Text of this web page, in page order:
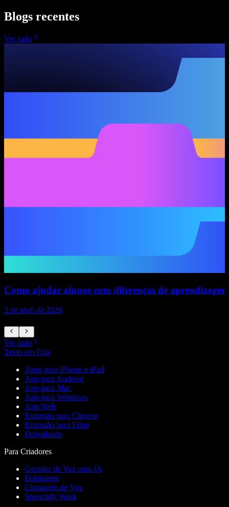
Blogs recentes
Ver tudo
Como ajudar alunos com diferenças de aprendizagem
2 de abril de 2026
Ver tudo
Texto em Fala
Apps para iPhone e iPad
App para Android
App para Mac
App para Windows
App Web
Extensão para Chrome
Extensão para Edge
Downloads
Para Criadores
Gerador de Voz com IA
Dublagem
Clonagem de Voz
Speechify Work